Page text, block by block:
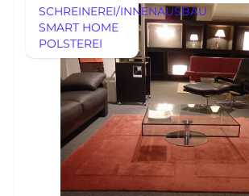
SCHREINEREI/INNENAUSBAU
SMART HOME
POLSTEREI
UNSERE EXPERTISE
UNSERE
REFERENZEN
HERSTELLER
MÖBEL
MÖBEL